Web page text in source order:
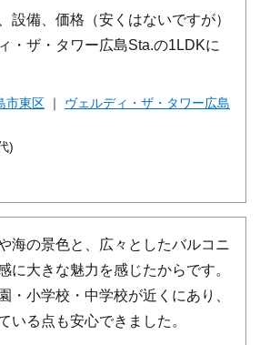
設備、価格（安くはないですが）
・ザ・タワー広島Sta.の1LDKに
市東区 ｜ ヴェルディ・ザ・タワー広島
)
海の景色と、広々としたバルコニ
に大きな魅力を感じたからです。
・小学校・中学校が近くにあり、
いる点も安心できました。